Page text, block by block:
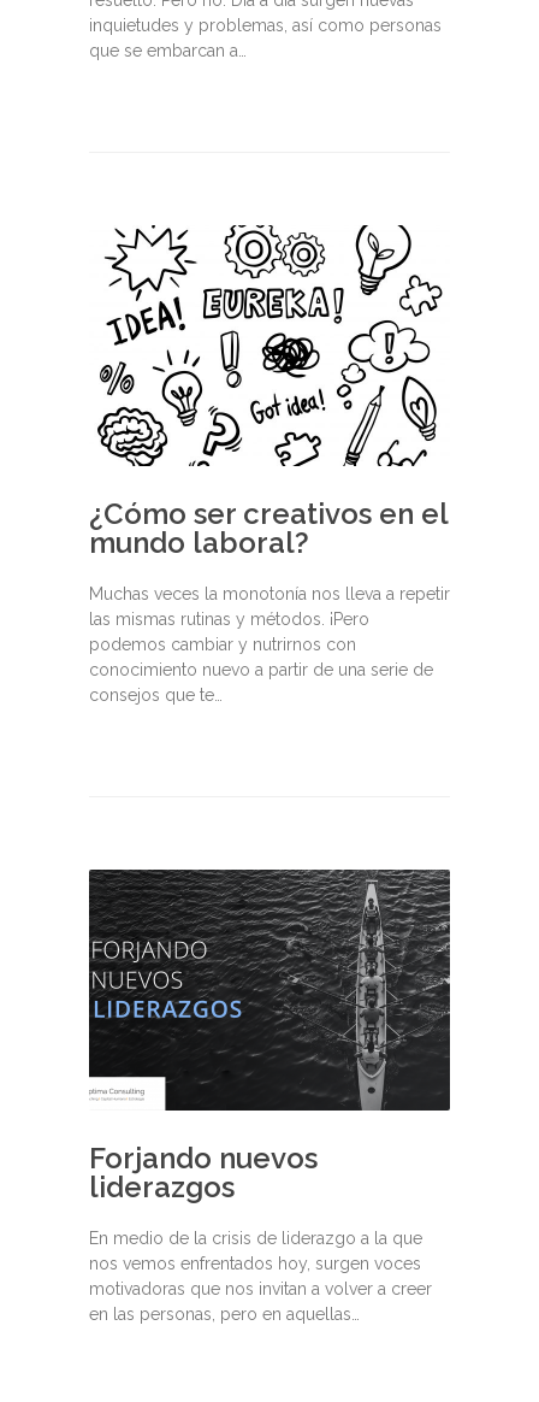
inquietudes y problemas, así como personas
que se embarcan a…
¿Cómo ser creativos en el
mundo laboral?
Muchas veces la monotonía nos lleva a repetir
las mismas rutinas y métodos. ¡Pero
podemos cambiar y nutrirnos con
conocimiento nuevo a partir de una serie de
consejos que te…
Forjando nuevos
liderazgos
En medio de la crisis de liderazgo a la que
nos vemos enfrentados hoy, surgen voces
motivadoras que nos invitan a volver a creer
en las personas, pero en aquellas…